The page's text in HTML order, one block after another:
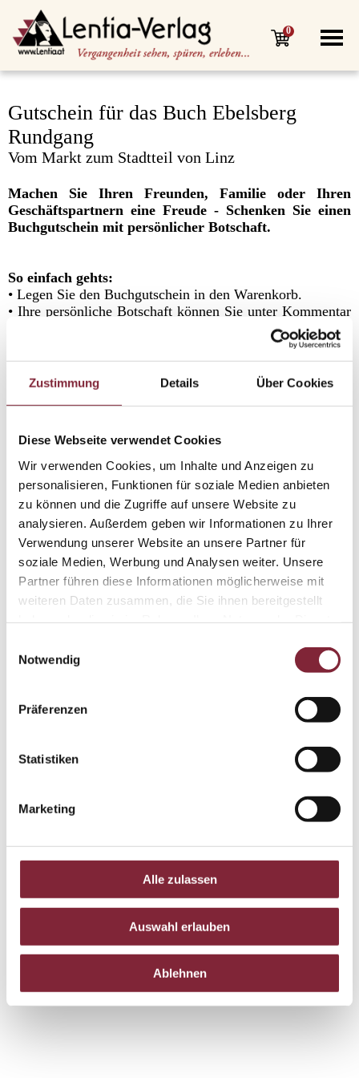
Zustimmung Details Über Cookies
Diese Webseite verwendet Cookies
Wir verwenden Cookies, um Inhalte und Anzeigen zu
personalisieren, Funktionen für soziale Medien anbieten
zu können und die Zugriffe auf unsere Website zu
analysieren. Außerdem geben wir Informationen zu Ihrer
Verwendung unserer Website an unsere Partner für
soziale Medien, Werbung und Analysen weiter. Unsere
Partner führen diese Informationen möglicherweise mit
weiteren Daten zusammen, die Sie ihnen bereitgestellt
Notwendig
Präferenzen
Statistiken
Marketing
Alle zulassen
Auswahl erlauben
Ablehnen
0
Gutschein für das Buch Ebelsberg
Rundgang
Vom Markt zum Stadtteil von Linz
Machen Sie Ihren Freunden, Familie oder Ihren
Geschäftspartnern eine Freude - Schenken Sie einen
Buchgutschein mit persönlicher Botschaft.
So einfach gehts:
• Legen Sie den Buchgutschein in den Warenkorb.
• Ihre persönliche Botschaft können Sie unter Kommentar
• Sie erhalten den Gutschein, nach Bezahlung, innerhalb
eines Werktages per E-Mail.
• Einfach ausdrucken, zu einer Karte falten und
anrechenbar.
Deshalb jederzeit freie Auswahl für Ihren
Beschenkten.
Der Gutschein kann nur direkt beim Lentia-Verlag
(Traundorfer Straße 272b, 4030 Linz) eingelöst werden.
Daher nicht im Online-Shop einlösbar!
Gutschein für das Buch Ebelsberg Rundgang,29,90 €
gesetzlicher MwSt., exkl.Versand)